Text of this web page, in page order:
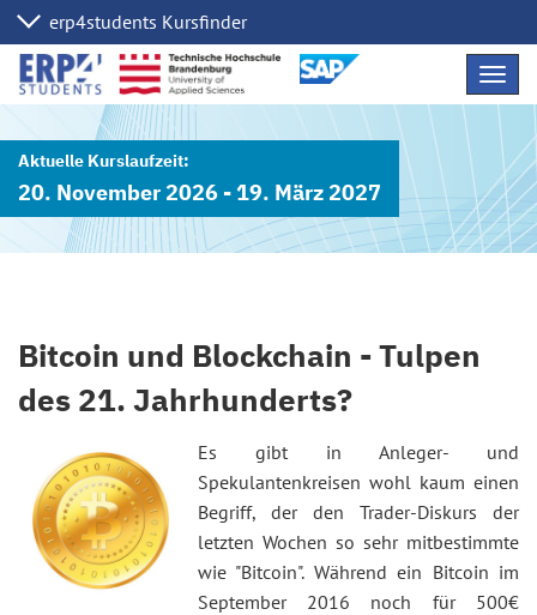
20. November 2026 - 19. März 2027
Bitcoin und Blockchain - Tulpen
des 21. Jahrhunderts?
Es gibt in Anleger- und
Spekulantenkreisen wohl kaum einen
Begriff, der den Trader-Diskurs der
letzten Wochen so sehr mitbestimmte
wie "Bitcoin". Während ein Bitcoin im
September 2016 noch für 500€